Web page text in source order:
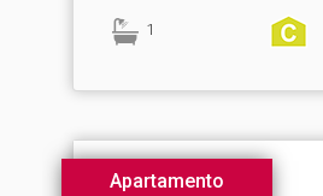
1
Apartamento